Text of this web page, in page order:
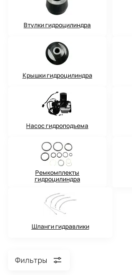
Втулки гидроцилиндра
Крышки гидроцилиндра
Насос гидроподъема
Ремкомплекты
гидроцилиндра
Шланги гидравлики
Фильтры